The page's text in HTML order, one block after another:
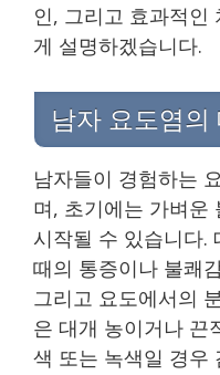
인, 그리고 효과적인
게 설명하겠습니다.
남자 요도염의
남자들이 경험하는
며, 초기에는 가벼운
시작될 수 있습니다.
때의 통증이나 불쾌
그리고 요도에서의
은 대개 농이거나 끈
색 또는 녹색일 경우